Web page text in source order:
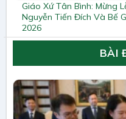
Giáo Xứ Tân Bình: Mừng
Nguyễn Tiến Đích Và Bế
2026
BÀI